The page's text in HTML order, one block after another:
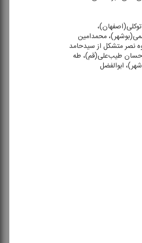
توكلی(اصفهان)،
محمدامین
نصر متشكل از سیدحامد
طیب‌علی(قم)، طه
ابوالفضل